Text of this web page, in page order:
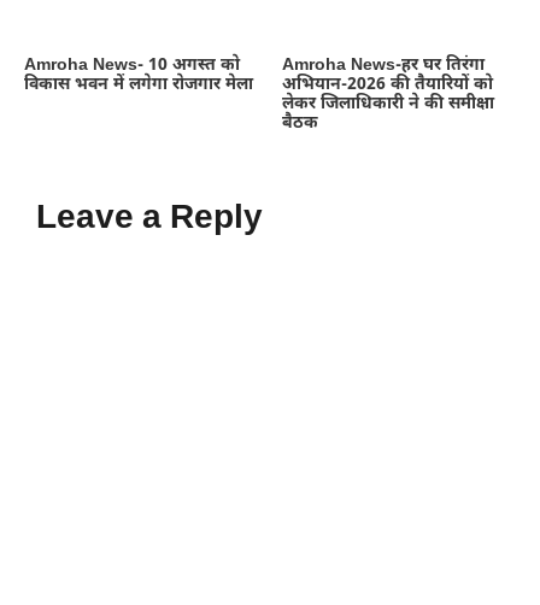
Amroha News- 10 अगस्त को
विकास भवन में लगेगा रोजगार मेला
Amroha News-हर घर तिरंगा
अभियान-2026 की तैयारियों को
लेकर जिलाधिकारी ने की समीक्षा
बैठक
Leave a Reply